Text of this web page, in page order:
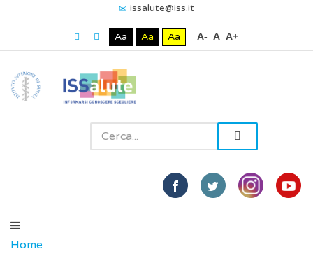
issalute@iss.it
Aa Aa Aa A- A A+
Home